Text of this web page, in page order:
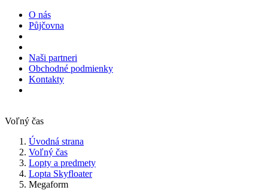
O nás
Půjčovna
Naši partneri
Obchodné podmienky
Kontakty
Voľný čas
Úvodná strana
Voľný čas
Lopty a predmety
Lopta Skyfloater
Megaform